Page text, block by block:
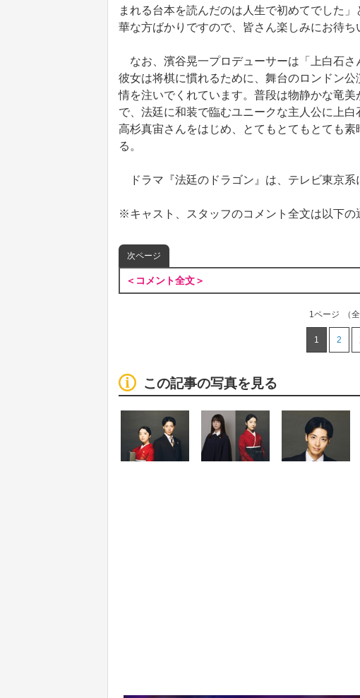
まれる台本を読んだのは人生で初めてでした
華な方ばかりですので、皆さん楽しみにお待ち
なお、濱谷晃一プロデューサーは「上白石さ
彼女は将棋に慣れるために、舞台のロンドン
情を注いでくれています。普段は物静かな竜
で、法廷に和装で臨むユニークな主人公に上
高杉真宙さんをはじめ、とてもとてもとても
る。
ドラマ『法廷のドラゴン』は、テレビ東京系
※キャスト、スタッフのコメント全文は以下の
次ページ
＜コメント全文＞
1ページ （
1 2
この記事の写真を見る